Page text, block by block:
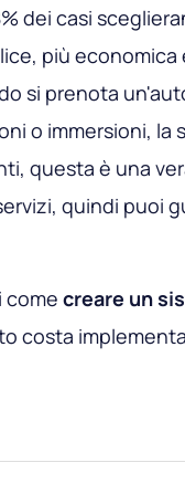
dei casi
più economica
si prenota
o immersioni, la
questa è una
quindi puoi
come creare un
costa